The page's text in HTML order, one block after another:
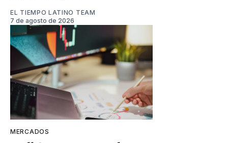
EL TIEMPO LATINO TEAM
7 de agosto de 2026
MERCADOS